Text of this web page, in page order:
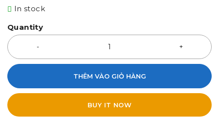
In stock
Quantity
THÊM VÀO GIỎ HÀNG
BUY IT NOW